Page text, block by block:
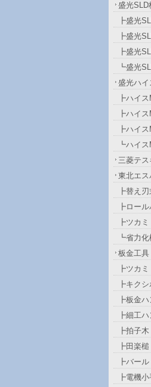
盛光SLD
┣盛光
┣盛光
┣盛光
┗盛光
盛光ハイ
┣ハイス
┣ハイス
┣ハイス
┗ハイス
三菱テス
東北エス
┣替え刃
┣ロール
┣ツカミ
┗省力化
板金工具
┣ツカミ
┣キクシ
┣板金ハ
┣細工ハ
┣拍子木
┣田楽槌
┣バー
┣電機